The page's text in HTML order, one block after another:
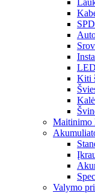
Kiti
Maitinimo
Valymo